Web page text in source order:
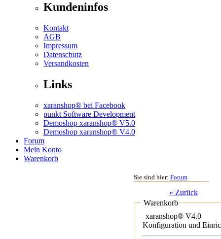
Kundeninfos
Kontakt
AGB
Impressum
Datenschutz
Versandkosten
Links
xaranshop® bei Facebook
punkt Software Development
Demoshop xaranshop® V5.0
Demoshop xaranshop® V4.0
Forum
Mein Konto
Warenkorb
Sie sind hier: Forum
« Zurück
Warenkorb
xaranshop® V4.0
Konfiguration und